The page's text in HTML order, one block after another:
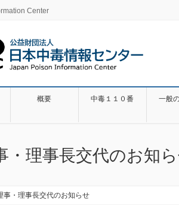
Center
概要 中毒１１０番 一般
・理事長交代のお知
事・理事長交代のお知らせ